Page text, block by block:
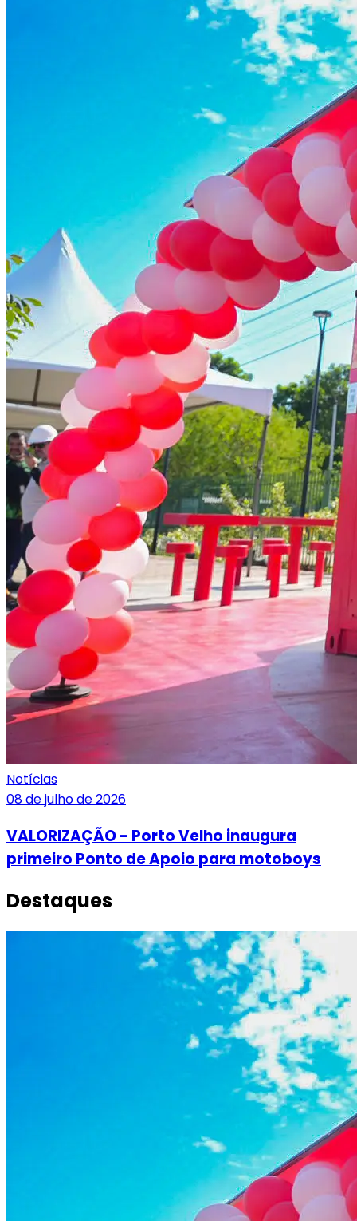
Notícias
08 de julho de 2026
VALORIZAÇÃO - Porto Velho inaugura
primeiro Ponto de Apoio para motoboys
Destaques